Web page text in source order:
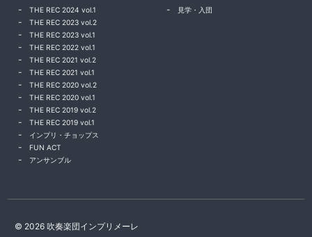
THE REC 2024 vol.1
THE REC 2023 vol.2
THE REC 2023 vol.1
THE REC 2022 vol.1
THE REC 2021 vol.2
THE REC 2021 vol.1
THE REC 2020 vol.2
THE REC 2020 vol.1
THE REC 2019 vol.2
THE REC 2019 vol.1
インプリ・チョップス
FUN ACT
アンサンブル
見学・入団
© 2026 吹奏楽団インプリメーレ